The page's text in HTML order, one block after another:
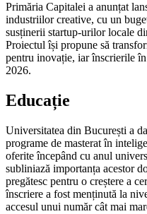
Primăria Capitalei a anunțat
industriilor creative, cu un
susținerii startup-urilor locale
Proiectul își propune să
pentru inovație, iar înscrierile
2026.
Educație
Universitatea din București a
programe de masterat în
oferite începând cu anul
subliniază importanța acestor
pregătesc pentru o creștere a
înscriere a fost menținută la
accesul unui număr cât mai